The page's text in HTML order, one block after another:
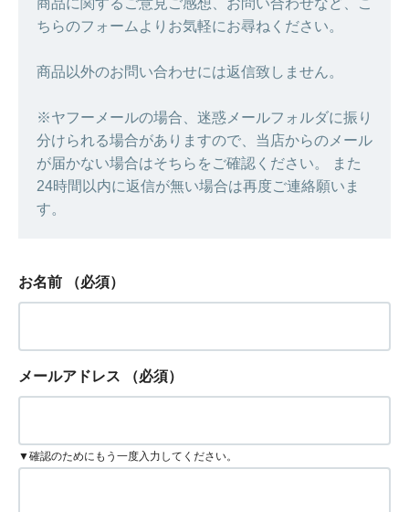
商品に関するご意見ご感想、お問い合わせなど、こ
ちらのフォームよりお気軽にお尋ねください。
商品以外のお問い合わせには返信致しません。
※ヤフーメールの場合、迷惑メールフォルダに振り
分けられる場合がありますので、当店からのメール
が届かない場合はそちらをご確認ください。 また
24時間以内に返信が無い場合は再度ご連絡願いま
す。
お名前 （必須）
メールアドレス （必須）
▼確認のためにもう一度入力してください。